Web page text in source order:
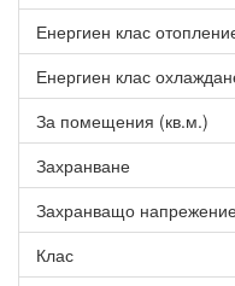
Ефектът Коанда- При
към пода, а при
осигурява отлично
Избирайки Stylish,
Design Award 2017 за
Award през 2018 за
ефективност.
Най-свежият и чист
най-добро качество на
Енергиен клас
Енергиен клас
За помещения (кв.м.)
Захранване
Захранващо
Клас